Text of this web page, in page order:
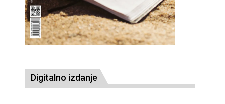
Digitalno izdanje